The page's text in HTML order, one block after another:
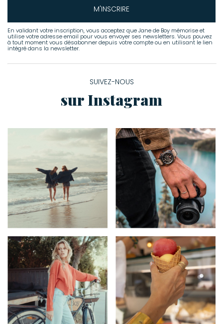
M'INSCRIRE
En validant votre inscription, vous acceptez que Jane de Boy mémorise et
utilise votre adresse email pour vous envoyer ses newsletters. Vous pouvez
à tout moment vous désabonner depuis votre compte ou en utilisant le lien
intégré dans la newsletter.
SUIVEZ-NOUS
sur Instagram